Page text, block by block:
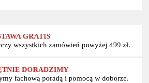
GRATIS
wszystkich zamówień powyżej 499 zł.
DORADZIMY
fachową poradą i pomocą w doborze.